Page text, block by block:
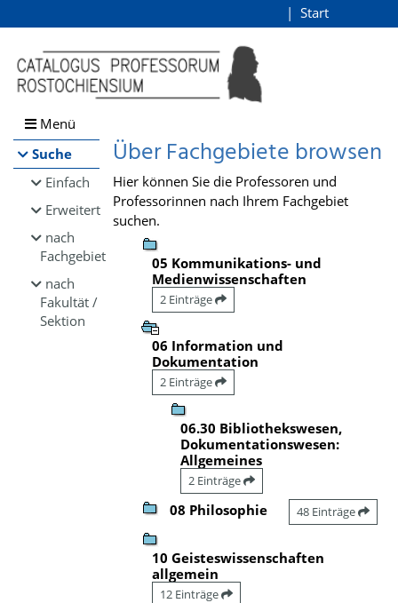
Browsen
direkt zum Inhalt
Start
Menü
Suche
Einfach
Erweitert
nach
Fachgebiet
nach
Fakultät /
Sektion
Über Fachgebiete browsen
Hier können Sie die Professoren und
Professorinnen nach Ihrem Fachgebiet
suchen.
05 Kommunikations- und
Medienwissenschaften
2 Einträge
06 Information und
Dokumentation
2 Einträge
06.30 Bibliothekswesen,
Dokumentationswesen:
Allgemeines
2 Einträge
08 Philosophie 48 Einträge
10 Geisteswissenschaften
allgemein
12 Einträge